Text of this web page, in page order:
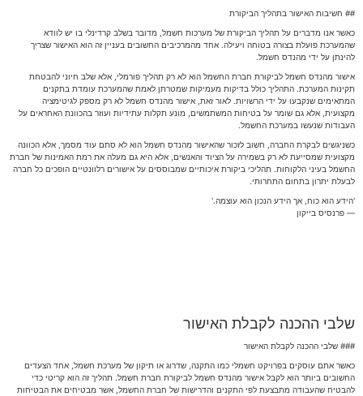
## חשיבות האישור בתהליך הביקורת
כאשר אנו מדברים על תהליך הביקורת של מערכות חשמל, מדובר בשלב קרדינלי בו יש לוודא
שהמערכת פועלת בצורה בטוחה ויעילה. אחד מהמרכיבים החשובים בעניין זה הוא האישור שצריך
להינתן על ידי מהנדס חשמל.
אישור מהנדס חשמל לביקורת חברת החשמל הוא לא רק תהליך פורמלי, אלא שלב חיוני להבטחת
תקינות המערכת. התהליך כולל בדיקות מעמיקות שמטרתן לאמת שהמערכת עומדת בתקנים
המתאימים שנקבעו על ידי הרשויות. לאור זאת, אישור מהנדס חשמל לא רק מספק לגיטימציה
מקצועית, אלא גם שומר על בטיחות המשתמשים, מונע תקלות עתידיות ועוזר בהכוונת האחראים על
העבודות שנעשו במערכת החשמל.
כשניגשים לבקרת החברה, חשוב לזכור שהאישור מהנדס חשמל הוא לא סתם עוד מסמך, אלא הכוונה
מקצועית שמסייעת לא רק בשמירה על הציוד והאנשים, אלא היא גם מעלה את רמת האמינות של חברת
החשמל בעיני הלקוחות. תהליכי ביקורת איכותיים שמבוססים על אישורים רלוונטיים הופכים כל חברה
לבעלת יתרון בתחום התחרותי.
'הידע הוא כוח, אך הידע הנכון הוא עוצמה.'
— פרנסיס בייקון
שלבי ההכנה לקבלת האישור
### שלבי ההכנה לקבלת האישור
כאשר אתם עוסקים בפרויקט חשמלי כמו התקנה, שדרוג או תיקון של מערכת חשמל, אחד הצעדים
החשובים ביותר הוא לקבל אישור מהנדס חשמל לביקורת חברת חשמל. תהליך זה הוא קריטי כדי
להבטיח שהעבודה מתבצעת לפי התקנים והדרישות של חברת החשמל, אשר מבטיחים את הבטיחות